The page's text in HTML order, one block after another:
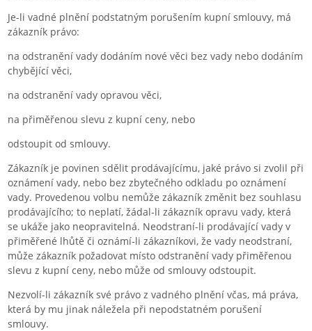
Je-li vadné plnění podstatným porušením kupní smlouvy, má
zákazník právo:
na odstranění vady dodáním nové věci bez vady nebo dodáním
chybějící věci,
na odstranění vady opravou věci,
na přiměřenou slevu z kupní ceny, nebo
odstoupit od smlouvy.
Zákazník je povinen sdělit prodávajícímu, jaké právo si zvolil při
oznámení vady, nebo bez zbytečného odkladu po oznámení
vady. Provedenou volbu nemůže zákazník změnit bez souhlasu
prodávajícího; to neplatí, žádal-li zákazník opravu vady, která
se ukáže jako neopravitelná. Neodstraní-li prodávající vady v
přiměřené lhůtě či oznámí-li zákazníkovi, že vady neodstraní,
může zákazník požadovat místo odstranění vady přiměřenou
slevu z kupní ceny, nebo může od smlouvy odstoupit.
Nezvolí-li zákazník své právo z vadného plnění včas, má práva,
která by mu jinak náležela při nepodstatném porušení
smlouvy.